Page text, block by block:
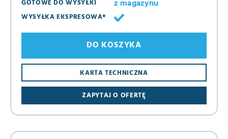
GOTOWE DO WYSYŁKI
z magazynu
WYSYŁKA EKSPRESOWA*
ZAPYTAJ O OFERTĘ
KARTA TECHNICZNA
DO KOSZYKA